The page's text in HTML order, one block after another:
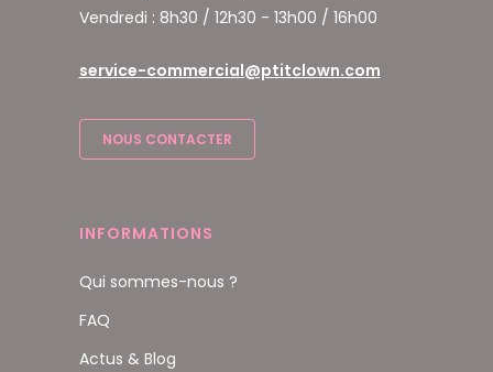
Vendredi : 8h30 / 12h30 - 13h00 / 16h00
service-commercial@ptitclown.com
NOUS CONTACTER
INFORMATIONS
Qui sommes-nous ?
FAQ
Actus & Blog